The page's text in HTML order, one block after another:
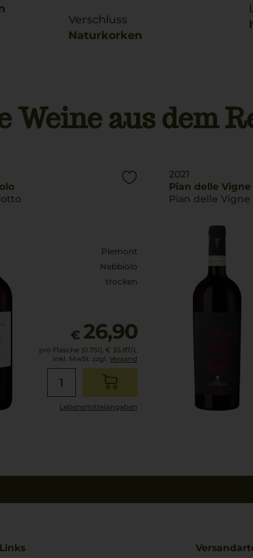
Verschluss
Naturkorken
Weine aus dem
Piemont
Nebbiolo
trocken
€ 26,90
pro Flasche (0.75l), € 35,87/L
inkl. MwSt. zzgl. Versand
Lebensmittel­angaben
2021
Pian delle
Pian delle Vigne